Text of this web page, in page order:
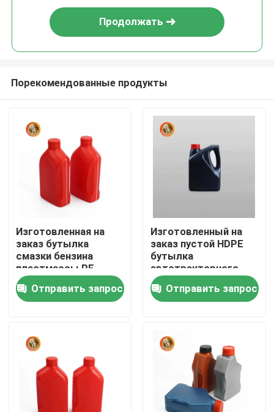
Главная страница
Продукция
Ролики
О Компании
Наша фабрика
Продолжать
Порекомендованные продукты
Изготовленная на
заказ бутылка
смазки бензина
пластмассы PE
бутылки машинного
масла ярлыка
Отправить запрос
Изготовленный на
заказ пустой HDPE
бутылка
автотракторного
масла контейнера
машинного масла 2
литров
Отправить запрос